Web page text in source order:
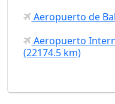
Aeropuerto de
Aeropuerto
(22174.5 km)